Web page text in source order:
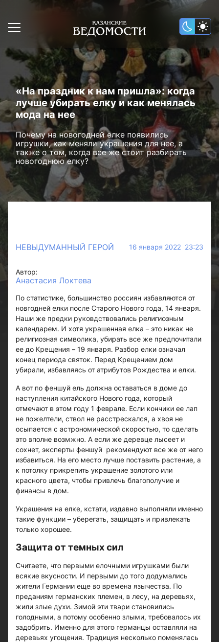
«На праздник к нам пришла»: когда
лучше убирать елку и как менялась
мода на нее
Почему на новогодней елке появились
игрушки, как меняли украшения для нее, а
также о том, когда все же стоит разбирать
новогоднюю елку?
НЕВЫДУМАННЫЙ ГЕРОЙ 16 января 2022 23:23
Автор:
Анастасия Локтева
По статистике, большинство россиян избавляются от
новгодней елки после Старого Нового года, 14 января.
Наши же предки руковдствовались религиозным
календарем. И хотя украшенная елка – это никак не
религиозная символика, убирать все же предпочитали
ее до Крещения – 19 января. Разбор елки означал
конец периода святок. Перед Крещением дом
убирали, избавляясь от атрибутов Рождества и елки.
А вот по феншуй ель должна оставаться в доме до
наступления китайского Нового года, который
отмечают в этом году 1 феврале. Если кончики ее лап
не пожелтели, ствол не расстрескался, а хвоя не
осыпается с астрономической скоростью, то сделать
это вполне возмжно. А если же деревце лысеет и
сохнет, эксперты феншуй рекомендуют все же от него
избавиться. На его место лучше поставить растение, а
к потолку прикрепить украшение золотого или
красного цвета, чтобы привлечь благополучие и
финансы в дом.
Украшения на елке, кстати, издавно выполняли именно
такие функции – уберегать, защищать и привлекать
только хорошее.
Защита от темных сил
Считаете, что первыми елочными игрушками были
всякие вкусности. И первыми до того додумались
жители Германии еще во времена язычества. По
преданиям германских племен, в лесу, на деревьях,
жили злые духи. Зимой эти твари становились
голодными, а потому особенно злыми, требовалось их
задобрить. Именно для этого германцы оставляли на
деревьях угощения. Традиция несколько поменялась